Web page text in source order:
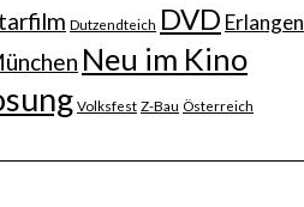
Dutzendteich DVD Erlangen
Neu im Kino
Volksfest Z-Bau Österreich